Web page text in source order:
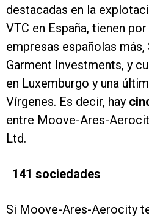
destacadas en la
VTC en España, tienen
empresas españolas
Garment Investments, y
en Luxemburgo y una
Vírgenes. Es decir, hay
entre Moove-Ares-
Ltd.
141 sociedades
Si Moove-Ares-Aerocity